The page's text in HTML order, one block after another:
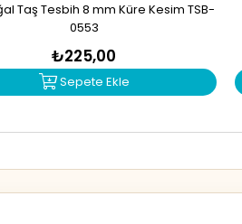
Taş Tesbih 8 mm Küre Kesim TSB-
0553
₺225,00
Sepete Ekle